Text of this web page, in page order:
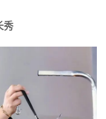
秀